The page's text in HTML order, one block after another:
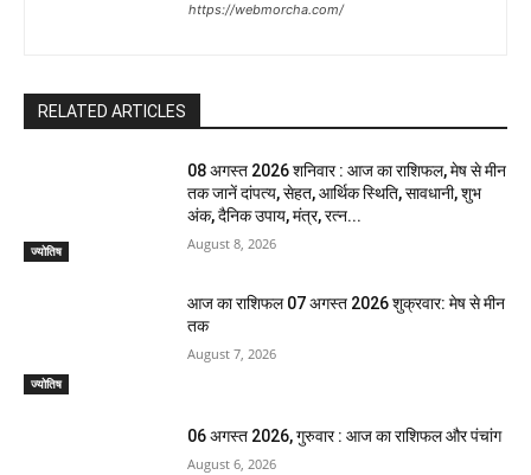
https://webmorcha.com/
RELATED ARTICLES
ज्योतिष
08 अगस्त 2026 शनिवार : आज का राशिफल, मेष से मीन
तक जानें दांपत्य, सेहत, आर्थिक स्थिति, सावधानी, शुभ
अंक, दैनिक उपाय, मंत्र, रत्न...
August 8, 2026
ज्योतिष
आज का राशिफल 07 अगस्त 2026 शुक्रवार: मेष से मीन
तक
August 7, 2026
06 अगस्त 2026, गुरुवार : आज का राशिफल और पंचांग
August 6, 2026